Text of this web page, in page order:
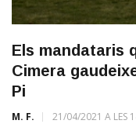
Els mandataris
Cimera
Pi
M. F. 21/04/2021 A LES